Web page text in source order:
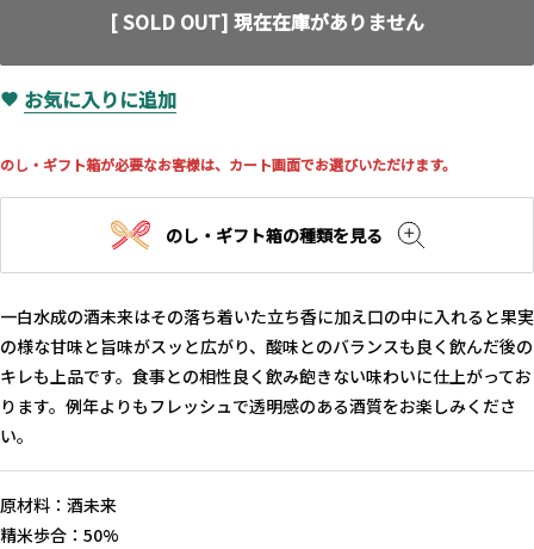
[ SOLD OUT] 現在在庫がありません
お気に入りに追加
のし・ギフト箱が必要なお客様は、カート画面でお選びいただけます。
のし・ギフト箱の種類を見る
一白水成の酒未来はその落ち着いた立ち香に加え口の中に入れると果実
の様な甘味と旨味がスッと広がり、酸味とのバランスも良く飲んだ後の
キレも上品です。食事との相性良く飲み飽きない味わいに仕上がってお
ります。例年よりもフレッシュで透明感のある酒質をお楽しみくださ
い。
原材料：酒未来
精米歩合：50%